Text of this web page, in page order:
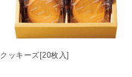
クッキーズ[20枚入]